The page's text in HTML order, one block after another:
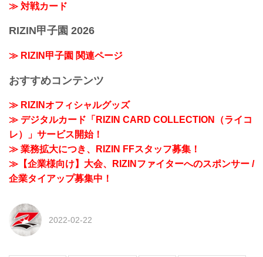
≫ 対戦カード
RIZIN甲子園 2026
≫ RIZIN甲子園 関連ページ
おすすめコンテンツ
≫ RIZINオフィシャルグッズ
≫ デジタルカード「RIZIN CARD COLLECTION（ライコ
レ）」サービス開始！
≫ 業務拡大につき、RIZIN FFスタッフ募集！
≫【企業様向け】大会、RIZINファイターへのスポンサー /
企業タイアップ募集中！
2022-02-22